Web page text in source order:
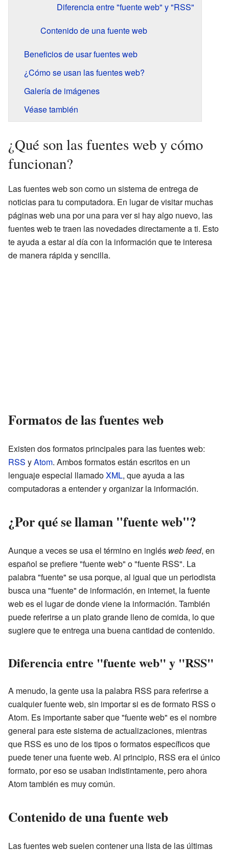
Diferencia entre "fuente web" y "RSS"
Contenido de una fuente web
Beneficios de usar fuentes web
¿Cómo se usan las fuentes web?
Galería de imágenes
Véase también
¿Qué son las fuentes web y cómo
funcionan?
Las fuentes web son como un sistema de entrega de
noticias para tu computadora. En lugar de visitar muchas
páginas web una por una para ver si hay algo nuevo, las
fuentes web te traen las novedades directamente a ti. Esto
te ayuda a estar al día con la información que te interesa
de manera rápida y sencilla.
Formatos de las fuentes web
Existen dos formatos principales para las fuentes web:
RSS yAtom. Ambos formatos están escritos en un
lenguaje especial llamadoXML, que ayuda a las
computadoras a entender y organizar la información.
¿Por qué se llaman "fuente web"?
Aunque a veces se usa el término en inglés web feed, en
español se prefiere "fuente web" o "fuente RSS". La
palabra "fuente" se usa porque, al igual que un periodista
busca una "fuente" de información, en internet, la fuente
web es el lugar de donde viene la información. También
puede referirse a un plato grande lleno de comida, lo que
sugiere que te entrega una buena cantidad de contenido.
Diferencia entre "fuente web" y "RSS"
A menudo, la gente usa la palabra RSS para referirse a
cualquier fuente web, sin importar si es de formato RSS o
Atom. Es importante saber que "fuente web" es el nombre
general para este sistema de actualizaciones, mientras
que RSS es uno de los tipos o formatos específicos que
puede tener una fuente web. Al principio, RSS era el único
formato, por eso se usaban indistintamente, pero ahora
Atom también es muy común.
Contenido de una fuente web
Las fuentes web suelen contener una lista de las últimas